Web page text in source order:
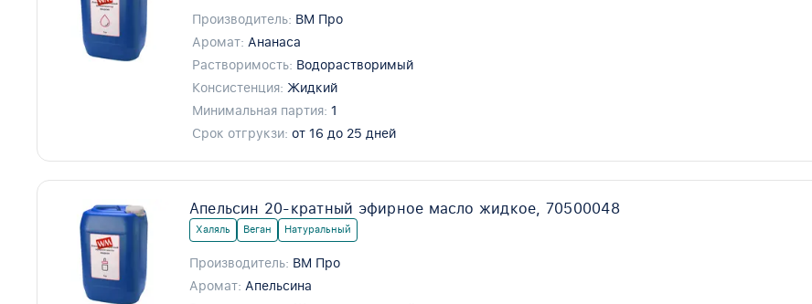
Производитель: ВМ Про
Аромат: Ананаса
Растворимость: Водорастворимый
Консистенция: Жидкий
Минимальная партия: 1
Срок отгрукзи: от 16 до 25 дней
Апельсин 20-кратный эфирное масло жидкое, 70500048
Халяль Веган Натуральный
Производитель: ВМ Про
Аромат: Апельсина